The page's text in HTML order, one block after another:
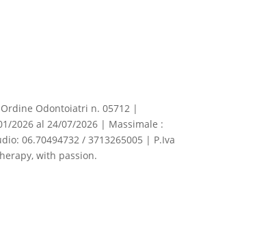
Odontoiatri n. 05712 |
2026 al 24/07/2026 | Massimale :
06.70494732 / 3713265005 | P.Iva
with passion.